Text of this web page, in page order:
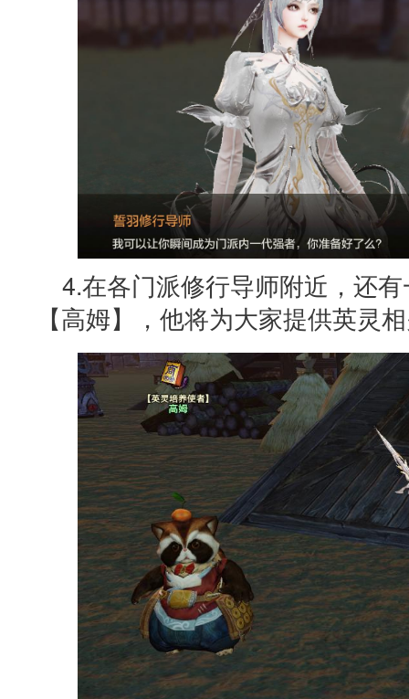
4.在各门派修行导师附近，还
【高姆】，他将为大家提供英灵